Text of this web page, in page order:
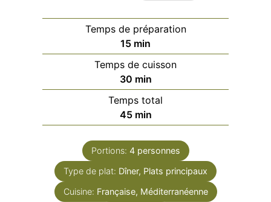
Temps de préparation
15minutes
min
Temps de cuisson
30minutes
min
Temps total
45minutes
min
Portions: 4 personnes
Type de plat: Dîner, Plats principaux
Cuisine: Française, Méditerranéenne